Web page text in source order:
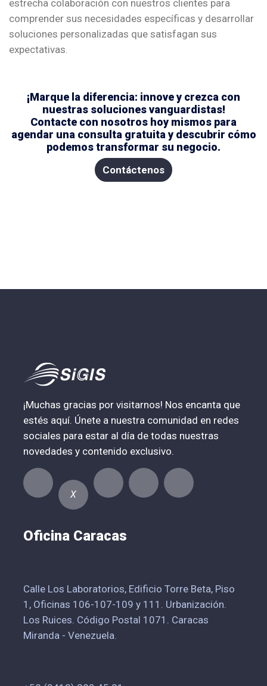
estrecha colaboración con nuestros clientes para
comprender sus necesidades específicas y desarrollar
soluciones personalizadas que satisfagan sus
expectativas.
¡Marque la diferencia: innove y crezca con
nuestras soluciones vanguardistas!
Contacte con nosotros hoy mismos para
agendar una consulta gratuita y descubrir cómo
podemos transformar su negocio.
Contáctenos
¡Muchas gracias por visitarnos! Nos encanta que
estés aquí. Únete a nuestra comunidad en redes
sociales para estar al día de todas nuestras
novedades y contenido exclusivo.
X
Oficina Caracas
Calle Los Laboratorios, Edificio Torre Beta, Piso
1, Oficinas 106-107-109 y 111. Urbanización.
Los Ruices. Código Postal 1071. Caracas
Miranda - Venezuela.